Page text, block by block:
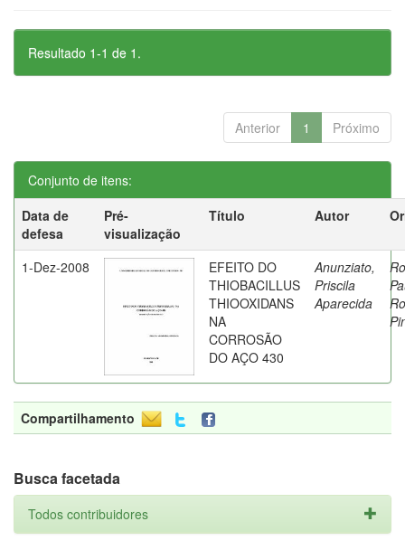
Resultado 1-1 de 1.
Anterior 1 Próximo
Conjunto de itens:
Data de
defesa
Pré-
visualização
Título Autor
1-Dez-2008
EFEITO DO
THIOBACILLUS
THIOOXIDANS
NA
CORROSÃO
DO AÇO 430
Anunziato,
Priscila
Aparecida
Compartilhamento
Busca facetada
Todos contribuidores